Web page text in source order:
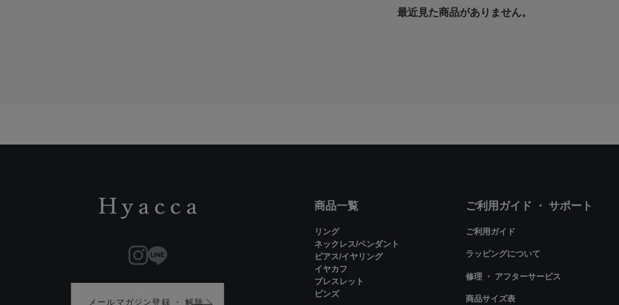
最近見た商品がありません。
メールマガジン登録 ・ 解除
商品一覧
リング
ネックレス/ペンダント
ピアス/イヤリング
イヤカフ
ブレスレット
ピンズ
ご利用ガイド ・ サポート
ご利用ガイド
ラッピングについて
修理 ・ アフターサービス
商品サイズ表